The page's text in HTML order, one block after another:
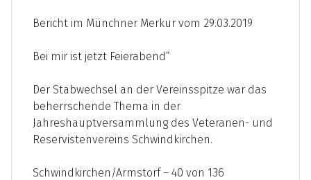
Bericht im Münchner Merkur vom 29.03.2019
Bei mir ist jetzt Feierabend“
Der Stabwechsel an der Vereinsspitze war das
beherrschende Thema in der
Jahreshauptversammlung des Veteranen- und
Reservistenvereins Schwindkirchen.
Schwindkirchen/Armstorf – 40 von 136